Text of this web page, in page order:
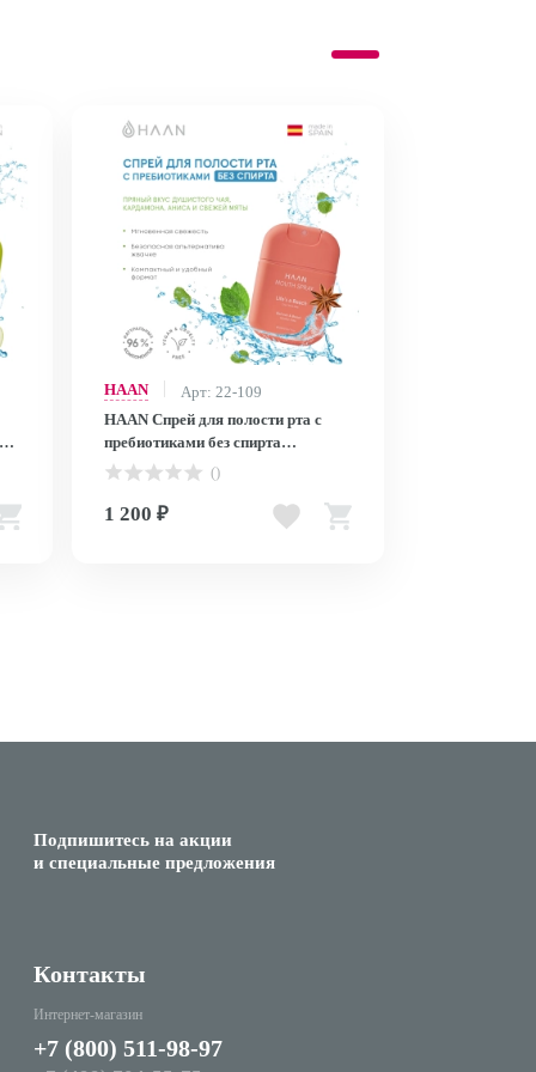
и
HAAN
Арт: 22-109
HAAN Спрей для полости рта с
пребиотиками без спирта
Душистый чай и мята /MOUTH
()
1 200 ₽
Подпишитесь на акции
и специальные предложения
Контакты
Интернет-магазин
+7 (800) 511-98-97